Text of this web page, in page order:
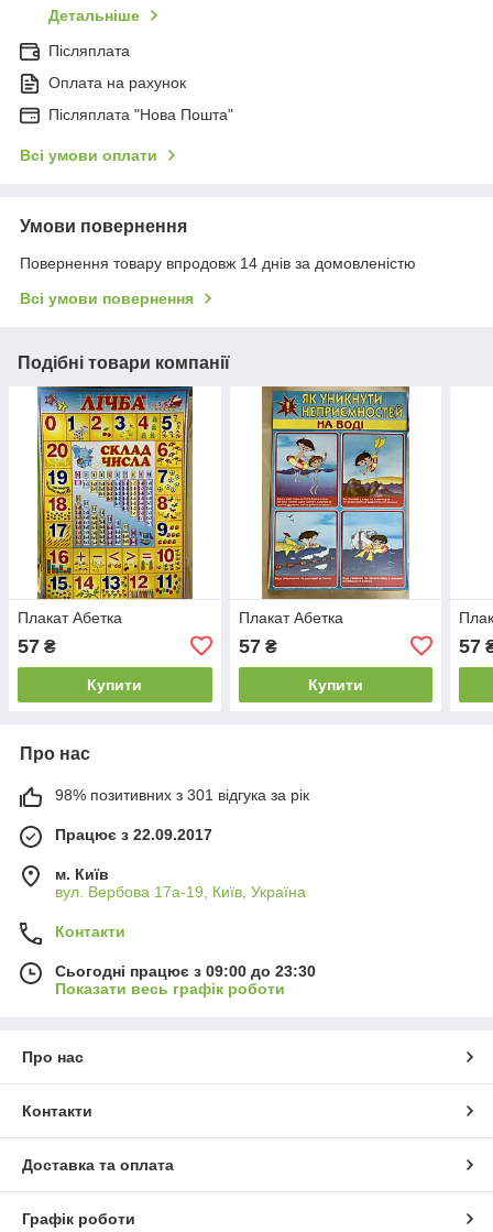
Детальніше
Післяплата
Оплата на рахунок
Післяплата "Нова Пошта"
Всі умови оплати
Умови повернення
Повернення товару впродовж 14 днів за домовленістю
Всі умови повернення
Подібні товари компанії
Плакат Абетка
57 ₴
Купити
Плакат Абетка
57₴
Купити
57
Про нас
98% позитивних з 301 відгука за рік
Працює з 22.09.2017
м. Київ
вул. Вербова 17а-19, Київ, Україна
Контакти
Сьогодні працює з 09:00 до 23:30
Показати весь графік роботи
Про нас
Контакти
Доставка та оплата
Графік роботи